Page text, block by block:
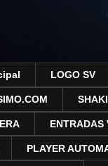
LOGO SV
ENTRADAS
PLAYER